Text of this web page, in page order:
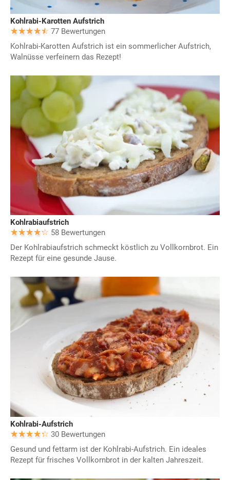
Kohlrabi-Karotten Aufstrich
77 Bewertungen
Kohlrabi-Karotten Aufstrich ist ein sommerlicher Aufstrich,
Walnüsse verfeinern das Rezept!
Kohlrabiaufstrich
58 Bewertungen
Der Kohlrabiaufstrich schmeckt köstlich zu Vollkornbrot. Ein
Rezept für eine gesunde Jause.
Kohlrabi-Aufstrich
30 Bewertungen
Gesund und fettarm ist der Kohlrabi-Aufstrich. Ein ideales
Rezept für frisches Vollkornbrot in der kalten Jahreszeit.